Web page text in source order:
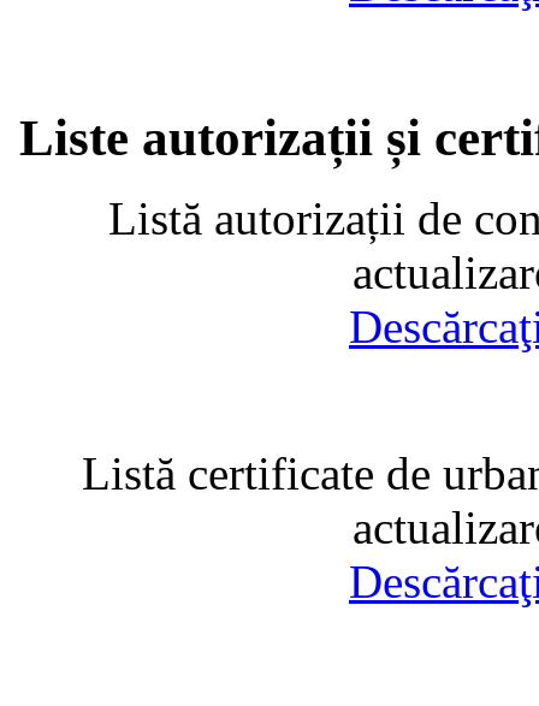
Liste autorizații și
Listă autorizații de
Listă certificate de